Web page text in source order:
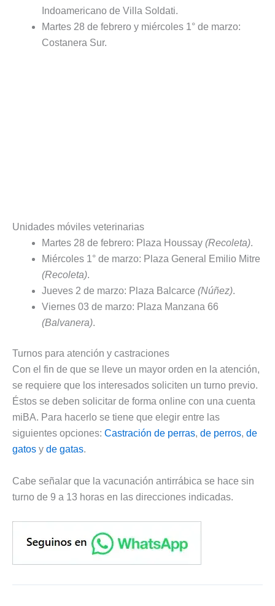
Indoamericano de Villa Soldati.
Martes 28 de febrero y miércoles 1° de marzo:
Costanera Sur.
Unidades móviles veterinarias
Martes 28 de febrero: Plaza Houssay (Recoleta).
Miércoles 1° de marzo: Plaza General Emilio Mitre
(Recoleta).
Jueves 2 de marzo: Plaza Balcarce (Núñez).
Viernes 03 de marzo: Plaza Manzana 66
(Balvanera).
Turnos para atención y castraciones
Con el fin de que se lleve un mayor orden en la atención,
se requiere que los interesados soliciten un turno previo.
Éstos se deben solicitar de forma online con una cuenta
miBA. Para hacerlo se tiene que elegir entre las
siguientes opciones: Castración de perras, de perros, de
gatos y de gatas.
Cabe señalar que la vacunación antirrábica se hace sin
turno de 9 a 13 horas en las direcciones indicadas.